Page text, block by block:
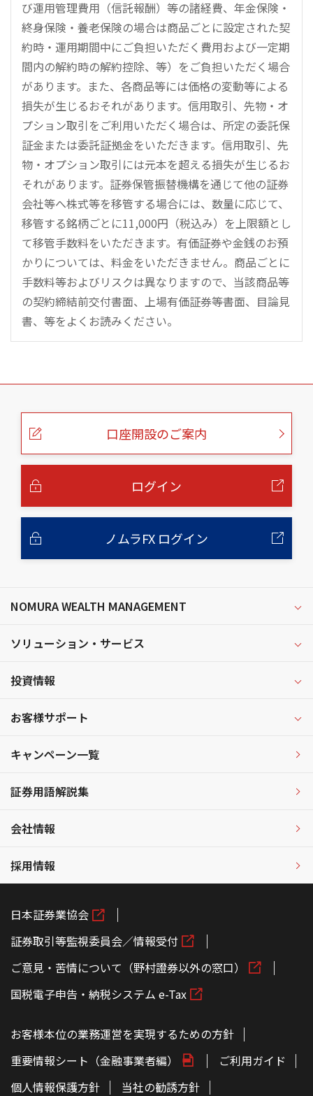
び運用管理費用（信託報酬）等の諸経費、年金保険・
終身保険・養老保険の場合は商品ごとに設定された契
約時・運用期間中にご負担いただく費用および一定期
間内の解約時の解約控除、等）をご負担いただく場合
があります。また、各商品等には価格の変動等による
損失が生じるおそれがあります。信用取引、先物・オ
プション取引をご利用いただく場合は、所定の委託保
証金または委託証拠金をいただきます。信用取引、先
物・オプション取引には元本を超える損失が生じるお
それがあります。証券保管振替機構を通じて他の証券
会社等へ株式等を移管する場合には、数量に応じて、
移管する銘柄ごとに11,000円（税込み）を上限額とし
て移管手数料をいただきます。有価証券や金銭のお預
かりについては、料金をいただきません。商品ごとに
手数料等およびリスクは異なりますので、当該商品等
の契約締結前交付書面、上場有価証券等書面、目論見
書、等をよくお読みください。
こ
口座開設のご案内
ログイン
ノムラFX ログイン
NOMURA WEALTH MANAGEMENT
ソリューション・サービス
投資情報
お客様サポート
キャンペーン一覧
証券用語解説集
会社情報
採用情報
日本証券業協会
証券取引等監視委員会／情報受付
ご意見・苦情について（野村證券以外の窓口）
国税電子申告・納税システム e-Tax
お客様本位の業務運営を実現するための方針
重要情報シート（金融事業者編）
ご利用ガイド
個人情報保護方針
当社の勧誘方針